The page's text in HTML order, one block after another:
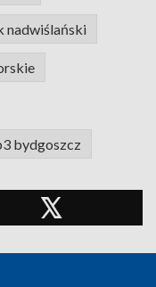
nadwiślański
bydgoszcz